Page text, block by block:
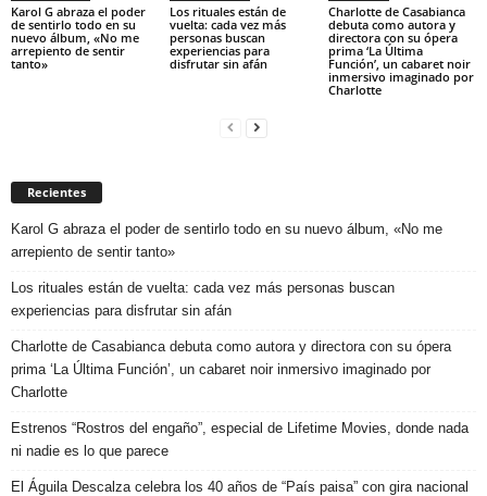
Karol G abraza el poder
de sentirlo todo en su
nuevo álbum, «No me
arrepiento de sentir
tanto»
Los rituales están de
vuelta: cada vez más
personas buscan
experiencias para
disfrutar sin afán
Charlotte de Casabianca
debuta como autora y
directora con su ópera
prima ‘La Última
Función’, un cabaret noir
inmersivo imaginado por
Charlotte
Recientes
Karol G abraza el poder de sentirlo todo en su nuevo álbum, «No me
arrepiento de sentir tanto»
Los rituales están de vuelta: cada vez más personas buscan
experiencias para disfrutar sin afán
Charlotte de Casabianca debuta como autora y directora con su ópera
prima ‘La Última Función’, un cabaret noir inmersivo imaginado por
Charlotte
Estrenos “Rostros del engaño”, especial de Lifetime Movies, donde nada
ni nadie es lo que parece
El Águila Descalza celebra los 40 años de “País paisa” con gira nacional